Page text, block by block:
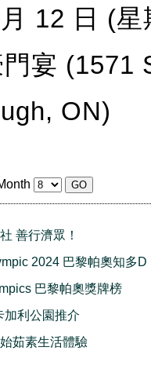
12 日 (星
宴 (1571
ON)
善行濟眾！
2024 巴黎帕奧知多D
巴黎帕奧獎牌榜
加利公園推介
茹素生活體驗